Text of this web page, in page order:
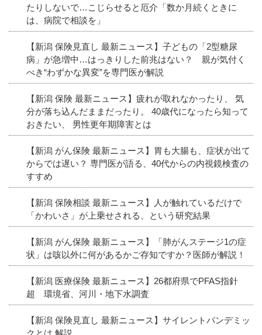
たりしないで…こじらせると厄介「数か月続くときに
は、病院で相談を」
【新潟 保険見直し 最新ニュース】子どもの「2型糖尿
病」が急増中…はっきりした前兆はない？ 親が気付く
べき“わずかな異変”を専門医が解説
【新潟 保険 最新ニュース】疲れが取れなかったり、 気
分が落ち込んだままだったり。 40歳代になったら知って
おきたい、 男性更年期障害とは
【新潟 がん保険 最新ニュース】胃も大腸も、症状が出て
からでは遅い？ 専門医が語る、40代からの内視鏡検査の
すすめ
【新潟 保険相談 最新ニュース】人が触れているだけで
「かわいさ」が上乗せされる、という研究結果
【新潟 がん保険 最新ニュース】「肺がんステージ1の症
状」は咳以外に何があるかご存知ですか？医師が解説！
【新潟 医療保険 最新ニュース】26都府県でPFAS指針
超 環境省、河川・地下水調査
【新潟 保険見直し 最新ニュース】サイレントパンデミッ
クとは 解説